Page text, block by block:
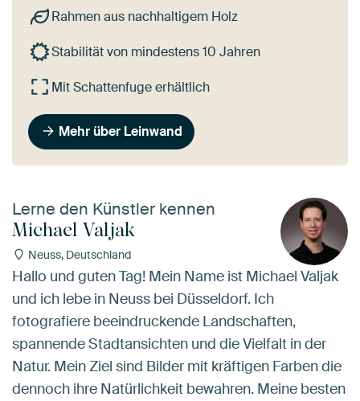
Rahmen aus nachhaltigem Holz
Stabilität von mindestens 10 Jahren
Mit Schattenfuge erhältlich
Mehr über Leinwand
Lerne den Künstler kennen
Michael Valjak
Neuss, Deutschland
Hallo und guten Tag! Mein Name ist Michael Valjak
und ich lebe in Neuss bei Düsseldorf. Ich
fotografiere beeindruckende Landschaften,
spannende Stadtansichten und die Vielfalt in der
Natur. Mein Ziel sind Bilder mit kräftigen Farben die
dennoch ihre Natürlichkeit bewahren. Meine besten